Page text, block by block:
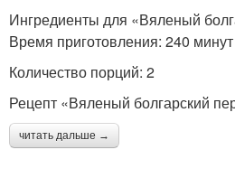
Ингредиенты для «Вяленый
Время приготовления: 240 минут
Количество порций: 2
Рецепт «Вяленый болгарский
читать дальше →